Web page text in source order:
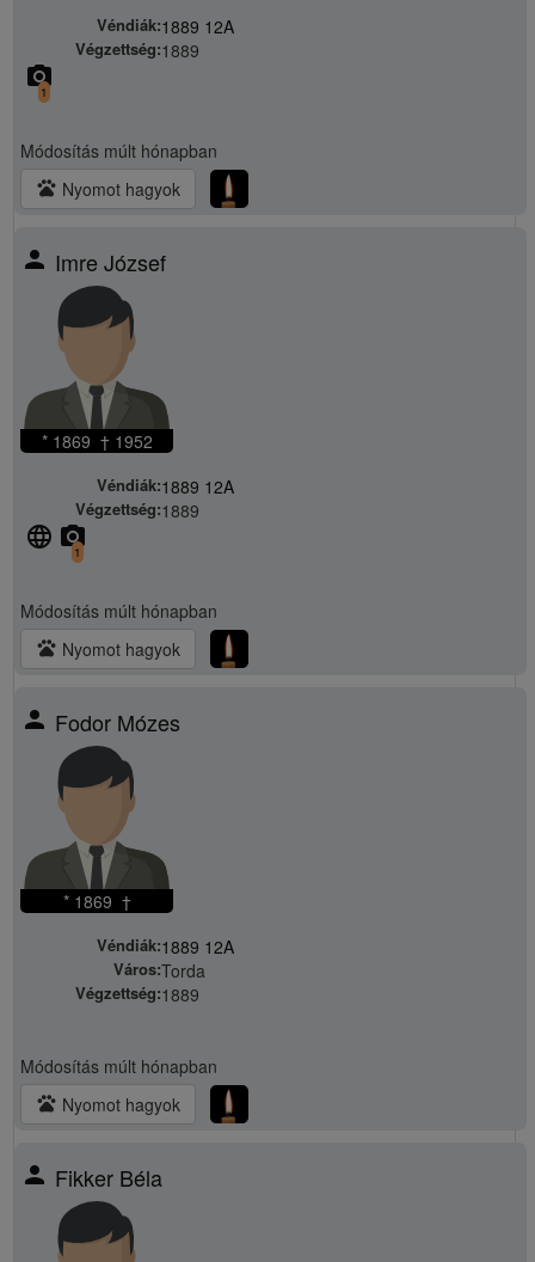
Véndiák:1889 12A
Végzettség:1889
camera_alt
1
Módosítás múlt hónapban
pets Nyomot hagyok
person Imre József
* 1869 † 1952
Véndiák:1889 12A
Végzettség:1889
language camera_alt
1
Módosítás múlt hónapban
pets Nyomot hagyok
person Fodor Mózes
* 1869 †
Véndiák:1889 12A
Város:Torda
Végzettség:1889
Módosítás múlt hónapban
pets Nyomot hagyok
person Fikker Béla